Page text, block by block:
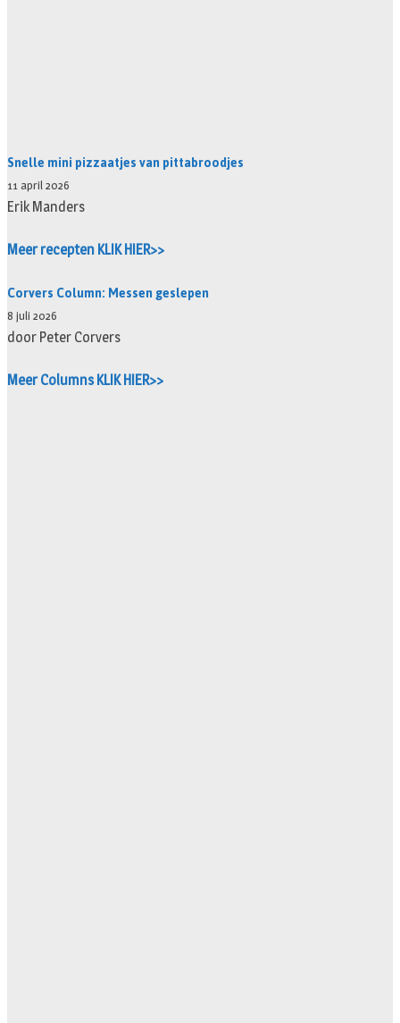
Snelle mini pizzaatjes van pittabroodjes
11 april 2026
Erik Manders
Meer recepten KLIK HIER>>
Corvers Column: Messen geslepen
8 juli 2026
door Peter Corvers
Meer Columns KLIK HIER>>